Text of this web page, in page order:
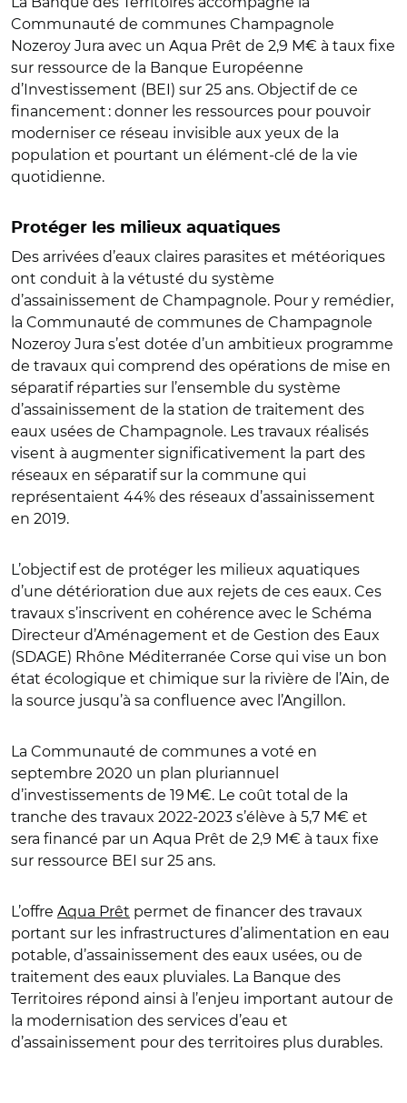
Communauté de communes Champagnole
Nozeroy Jura avec un Aqua Prêt de 2,9 M€ à taux fixe
sur ressource de la Banque Européenne
d’Investissement (BEI) sur 25 ans. Objectif de ce
financement : donner les ressources pour pouvoir
moderniser ce réseau invisible aux yeux de la
population et pourtant un élément-clé de la vie
quotidienne.
Protéger les milieux aquatiques
Des arrivées d’eaux claires parasites et météoriques
ont conduit à la vétusté du système
d’assainissement de Champagnole. Pour y remédier,
la Communauté de communes de Champagnole
Nozeroy Jura s’est dotée d’un ambitieux programme
de travaux qui comprend des opérations de mise en
séparatif réparties sur l’ensemble du système
d’assainissement de la station de traitement des
eaux usées de Champagnole. Les travaux réalisés
visent à augmenter significativement la part des
réseaux en séparatif sur la commune qui
représentaient 44% des réseaux d’assainissement
en 2019.
L’objectif est de protéger les milieux aquatiques
d’une détérioration due aux rejets de ces eaux. Ces
travaux s’inscrivent en cohérence avec le Schéma
Directeur d’Aménagement et de Gestion des Eaux
(SDAGE) Rhône Méditerranée Corse qui vise un bon
état écologique et chimique sur la rivière de l’Ain, de
la source jusqu’à sa confluence avec l’Angillon.
La Communauté de communes a voté en
septembre 2020 un plan pluriannuel
d’investissements de 19 M€. Le coût total de la
tranche des travaux 2022-2023 s’élève à 5,7 M€ et
sera financé par un Aqua Prêt de 2,9 M€ à taux fixe
sur ressource BEI sur 25 ans.
L’offre Aqua Prêt permet de financer des travaux
portant sur les infrastructures d’alimentation en eau
potable, d’assainissement des eaux usées, ou de
traitement des eaux pluviales. La Banque des
Territoires répond ainsi à l’enjeu important autour de
la modernisation des services d’eau et
d’assainissement pour des territoires plus durables.